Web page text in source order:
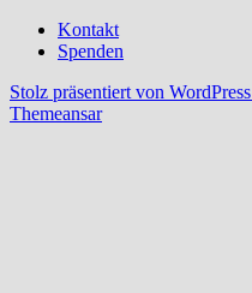
Kontakt
Spenden
Stolz präsentiert von WordPress
Themeansar